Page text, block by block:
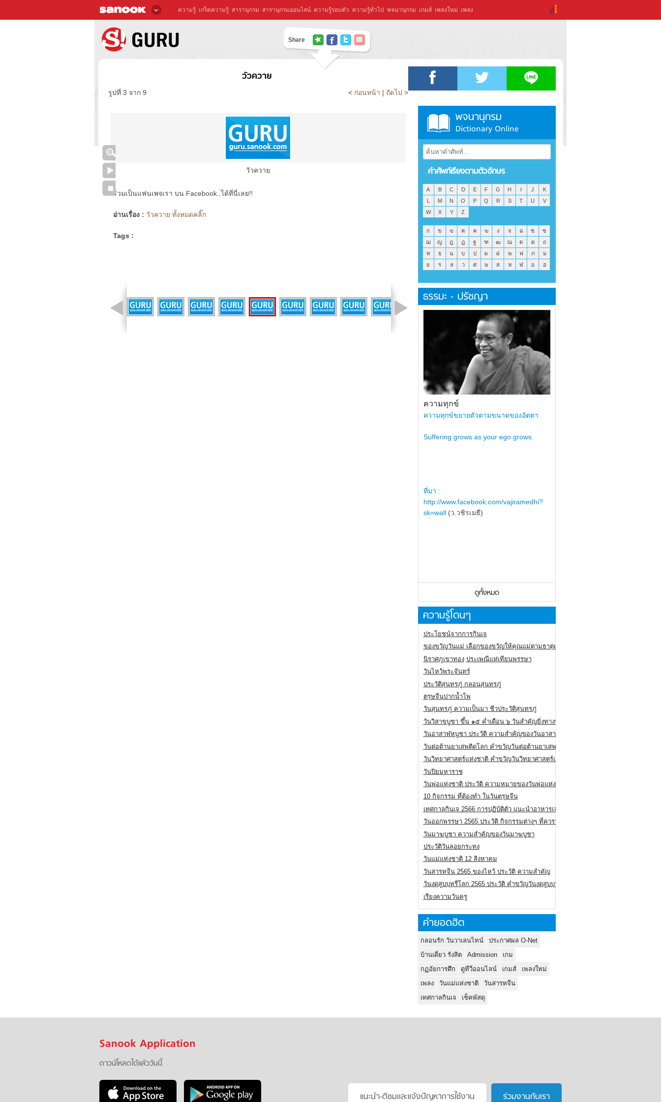
ความรู้ เกร็ดความรู้ สารานุกรม สารานุกรมออนไลน์ ความรู้รอบตัว ความรู้ทั่วไป พจนานุกรม เกมส์ เพลงใหม่ เพลง
Share
วัวควาย
รูปที่ 3 จาก 9 < ก่อนหน้า | ถัดไป >
วัวควาย
ร่วมเป็นแฟนเพจเรา บน Facebook..ได้ที่นี่เลย!!
อ่านเรื่อง : วัวควาย ทั้งหมดคลิ๊ก
Tags :
พจนานุกรม
Dictionary Online
คำศัพท์เรียงตามตัวอักษร
A B C D E F G H I J
K
L
M N O P Q R S T U
V
W
X Y Z
ก ข ฃ ค ฅ ฆ ง จ ฉ ช
ซ
ฌ
ญ ฎ ฏ ฐ ฑ ฒ ณ ด ต
ถ
ท
ธ น บ ป ผ ฝ พ ฟ ภ
ม
ย
ร ล ว ศ ษ ส ห ฬ อ ฮ
ธรรมะ - ปรัชญา
ความทุกข์
ความทุกข์ขยายตัวตามขนาดของอัตตา
Suffering grows as your ego grows.
ที่มา :
http://www.facebook.com/vajiramedhi?
sk=wall (ว.วชิรเมธี)
ดูทั้งหมด
ความรู้โดนๆ
ประโยชน์จากการกินเจ
ของขวัญวันแม่ เลือกของขวัญให้คุณแม่ตามธาตุเกิด
นิราศภูเขาทอง ประเพณีแห่เทียนพรรษา
วันไหว้พระจันทร์
ประวัติสุนทรภู่ กลอนสุนทรภู่
ตรุษจีนปากน้ำโพ
วันสุนทรภู่ ความเป็นมา ชีวประวัติสุนทรภู่
วันวิสาขบูชา ขึ้น ๑๕ ค่ำเดือน ๖ วันสำคัญยิ่งทางพระพุทธศาสนา
วันอาสาฬหบูชา ประวัติ ความสําคัญของวันอาสาฬหบูชา
วันต่อต้านยาเสพติดโลก คำขวัญวันต่อต้านยาเสพติดสากล
วันวิทยาศาสตร์แห่งชาติ คำขวัญวันวิทยาศาสตร์แห่งชาติ
วันปิยมหาราช
วันพ่อแห่งชาติ ประวัติ ความหมายของวันพ่อแห่งชาติ
10 กิจกรรม ที่ต้องทำ ในวันตรุษจีน
เทศกาลกินเจ 2566 การปฏิบัติตัว แนะนำอาหารเจ
วันออกพรรษา 2565 ประวัติ กิจกรรมต่างๆ ที่ควรปฏิบัติ
วันมาฆบูชา ความสำคัญของวันมาฆบูชา
ประวัติวันลอยกระทง
วันแม่แห่งชาติ 12 สิงหาคม
วันสารทจีน 2565 ของไหว้ ประวัติ ความสำคัญ
วันงดสูบบุหรี่โลก 2565 ประวัติ คำขวัญวันงดสูบบุหรี่โลก
เรียงความวันครู
คำยอดฮิต
กลอนรัก วันวาเลนไทน์
ประกาศผล O-Net
บ้านเดี่ยว รังสิต
Admission
เกม
กฏอัยการศึก
ดูทีวีออนไลน์ เกมส์
เพลงใหม่
เพลง
วันแม่แห่งชาติ
วันสารทจีน
เทศกาลกินเจ
เช็คพัสดุ
Sanook Application
ดาวน์โหลดได้แล้ววันนี้
แนะนำ-ติชมเเละแจ้งปัญหาการใช้งาน ร่วมงานกับเรา